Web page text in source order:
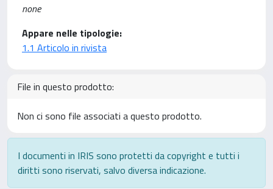
none
Appare nelle tipologie:
1.1 Articolo in rivista
File in questo prodotto:
Non ci sono file associati a questo prodotto.
I documenti in IRIS sono protetti da copyright e tutti i
diritti sono riservati, salvo diversa indicazione.